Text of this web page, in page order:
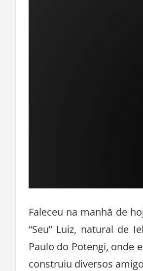
Faleceu na manhã de
“Seu” Luiz, natural de
Paulo do Potengi, onde
construiu diversos